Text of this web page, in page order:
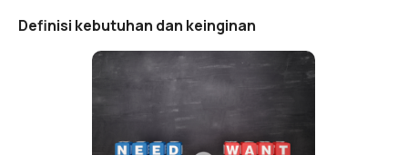
Definisi kebutuhan dan keinginan